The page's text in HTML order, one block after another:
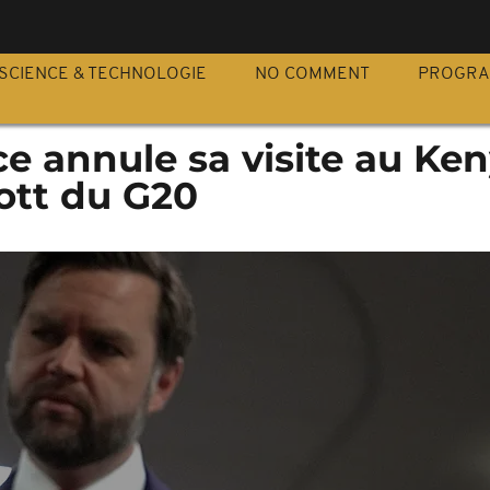
SCIENCE & TECHNOLOGIE NO COMMENT
annule sa visite au
du G20